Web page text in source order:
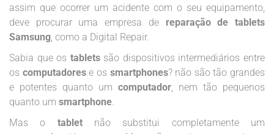
assim que ocorrer um acidente com o seu equipamento,
deve procurar uma empresa de reparação de tablets
Samsung, como a Digital Repair.
Sabia que os tabletssão dispositivos intermediários entre
os computadorese os smartphones? não são tão grandes
e potentes quanto um computador, nem tão pequenos
quanto um smartphone.
Mas o tabletnão substitui completamente um